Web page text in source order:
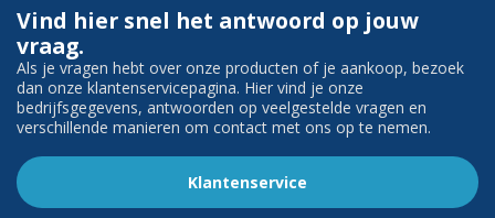
Vind hier snel het antwoord op jouw
vraag.
Als je vragen hebt over onze producten of je aankoop, bezoek
dan onze klantenservicepagina. Hier vind je onze
bedrijfsgegevens, antwoorden op veelgestelde vragen en
verschillende manieren om contact met ons op te nemen.
Klantenservice